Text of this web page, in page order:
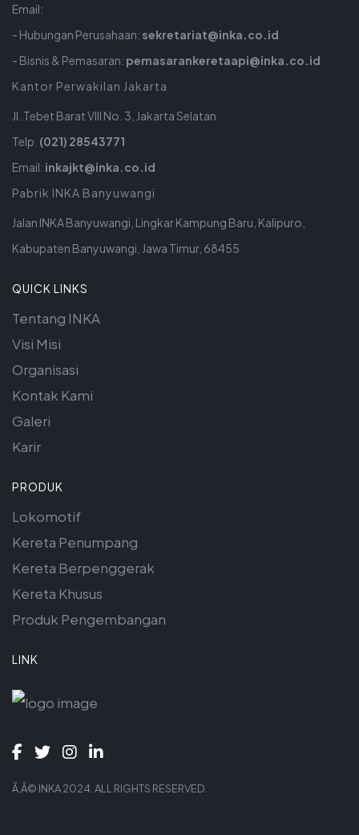
Email:
- Hubungan Perusahaan: sekretariat@inka.co.id
- Bisnis & Pemasaran: pemasarankeretaapi@inka.co.id
Kantor Perwakilan Jakarta
Jl. Tebet Barat VIII No. 3, Jakarta Selatan
Telp. (021) 28543771
Email: inkajkt@inka.co.id
Pabrik INKA Banyuwangi
Jalan INKA Banyuwangi, Lingkar Kampung Baru, Kalipuro,
Kabupaten Banyuwangi, Jawa Timur, 68455
QUICK LINKS
Tentang INKA
Visi Misi
Organisasi
Kontak Kami
Galeri
Karir
PRODUK
Lokomotif
Kereta Penumpang
Kereta Berpenggerak
Kereta Khusus
Produk Pengembangan
LINK
Ã‚Â© INKA 2024. ALL RIGHTS RESERVED.